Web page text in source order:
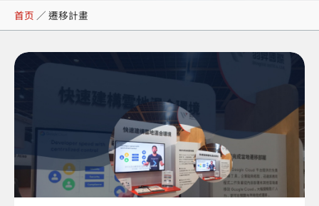
遷移計畫
首页 ／ 遷移計畫